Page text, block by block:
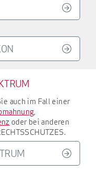
auch im Fall einer
,
oder bei anderen
.